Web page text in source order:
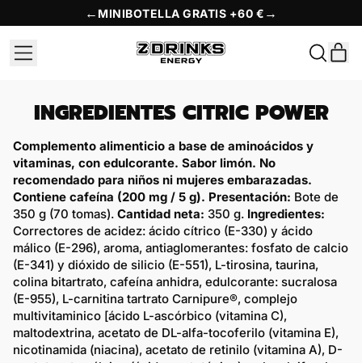
← MINIBOTELLA GRATIS +60 € →
MENÚ
BUSCAR
INGREDIENTES CITRIC POWER
Complemento alimenticio a base de aminoácidos y
vitaminas, con edulcorante. Sabor limón. No
recomendado para niños ni mujeres embarazadas.
Contiene cafeína (200 mg / 5 g). Presentación: Bote de
350 g (70 tomas). Cantidad neta: 350 g. Ingredientes:
Correctores de acidez: ácido cítrico (E-330) y ácido
málico (E-296), aroma, antiaglomerantes: fosfato de calcio
(E-341) y dióxido de silicio (E-551), L-tirosina, taurina,
colina bitartrato, cafeína anhidra, edulcorante: sucralosa
(E-955), L-carnitina tartrato Carnipure®, complejo
multivitaminico [ácido L-ascórbico (vitamina C),
maltodextrina, acetato de DL-alfa-tocoferilo (vitamina E),
nicotinamida (niacina), acetato de retinilo (vitamina A), D-